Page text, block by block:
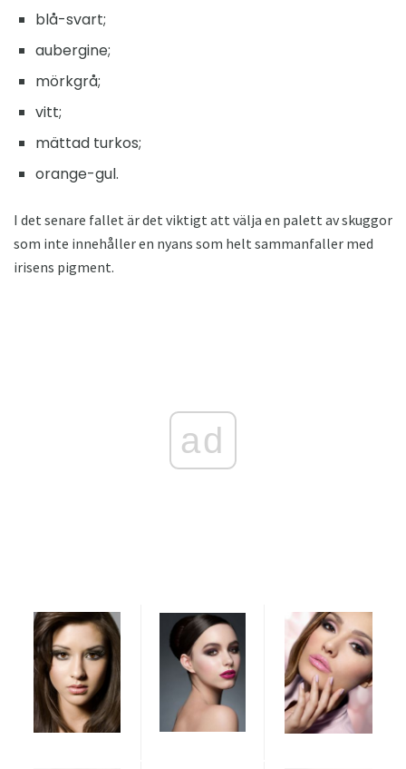
blå-svart;
aubergine;
mörkgrå;
vitt;
mättad turkos;
orange-gul.
I det senare fallet är det viktigt att välja en palett av skuggor
som inte innehåller en nyans som helt sammanfaller med
irisens pigment.
ad